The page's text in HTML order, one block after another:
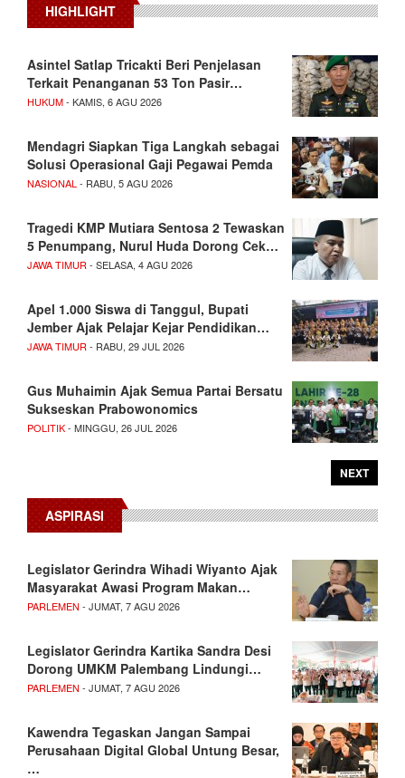
HIGHLIGHT
Asintel Satlap Tricakti Beri Penjelasan
Terkait Penanganan 53 Ton Pasir…
HUKUM- KAMIS, 6 AGU 2026
Mendagri Siapkan Tiga Langkah sebagai
Solusi Operasional Gaji Pegawai Pemda
NASIONAL - RABU, 5 AGU 2026
Tragedi KMP Mutiara Sentosa 2 Tewaskan
5 Penumpang, Nurul Huda Dorong Cek…
JAWA TIMUR - SELASA, 4 AGU 2026
Apel 1.000 Siswa di Tanggul, Bupati
Jember Ajak Pelajar Kejar Pendidikan…
JAWA TIMUR - RABU, 29 JUL 2026
Gus Muhaimin Ajak Semua Partai Bersatu
Sukseskan Prabowonomics
POLITIK- MINGGU, 26 JUL 2026
NEXT
ASPIRASI
Legislator Gerindra Wihadi Wiyanto Ajak
Masyarakat Awasi Program Makan…
PARLEMEN - JUMAT, 7 AGU 2026
Legislator Gerindra Kartika Sandra Desi
Dorong UMKM Palembang Lindungi…
PARLEMEN - JUMAT, 7 AGU 2026
Kawendra Tegaskan Jangan Sampai
Perusahaan Digital Global Untung Besar,
…